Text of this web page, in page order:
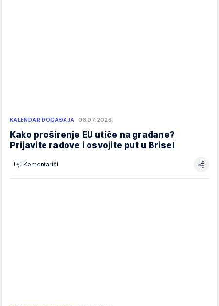
KALENDAR DOGAĐAJA 08.07.2026.
Kako proširenje EU utiče na građane?
Prijavite radove i osvojite put u Brisel
Komentariši